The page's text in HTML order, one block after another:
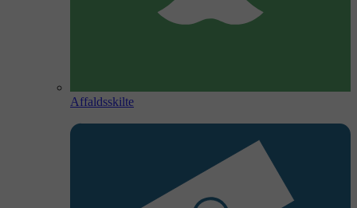
Affaldsskilte